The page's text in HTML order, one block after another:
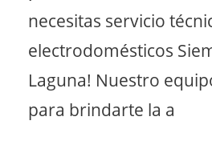
necesitas servicio
electrodomésticos
Laguna! Nuestro
para brindarte la a